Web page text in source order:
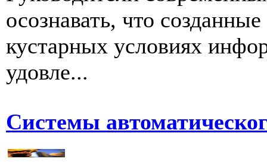
осознавать, что
кустарных условиях
удовле...
Системы